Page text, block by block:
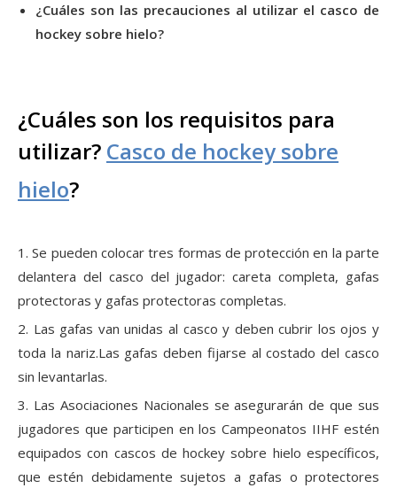
¿Cuáles son las precauciones al utilizar el casco de
hockey sobre hielo?
¿Cuáles son los requisitos para
utilizar? Casco de hockey sobre
hielo?
1. Se pueden colocar tres formas de protección en la parte
delantera del casco del jugador: careta completa, gafas
protectoras y gafas protectoras completas.
2. Las gafas van unidas al casco y deben cubrir los ojos y
toda la nariz.Las gafas deben fijarse al costado del casco
sin levantarlas.
3. Las Asociaciones Nacionales se asegurarán de que sus
jugadores que participen en los Campeonatos IIHF estén
equipados con cascos de hockey sobre hielo específicos,
que estén debidamente sujetos a gafas o protectores